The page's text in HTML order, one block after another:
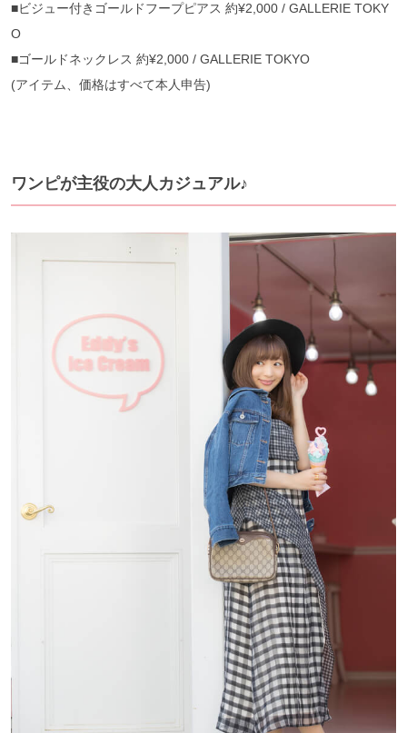
■ビジュー付きゴールドフープピアス 約¥2,000 / GALLERIE TOKY
O
■ゴールドネックレス 約¥2,000 / GALLERIE TOKYO
(アイテム、価格はすべて本人申告)
ワンピが主役の大人カジュアル♪